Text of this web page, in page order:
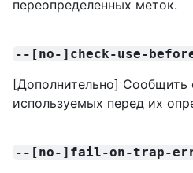
переопределенных меток.
--[no-]check-use-
[Дополнительно] Сообщить
используемых перед их
--[no-]fail-on-trap-